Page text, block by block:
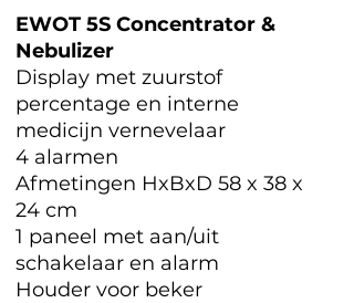
EWOT 5S Concentrator &
Nebulizer
Display met zuurstof
percentage en interne
medicijn vernevelaar
4 alarmen
Afmetingen HxBxD 58 x 38 x
24 cm
1 paneel met aan/uit
schakelaar en alarm
Houder voor beker